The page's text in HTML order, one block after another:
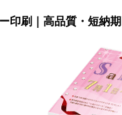
印刷｜高品質・短納